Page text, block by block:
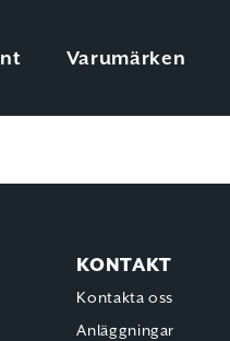
Varumärken
KONTAKT
Kontakta oss
Anläggningar